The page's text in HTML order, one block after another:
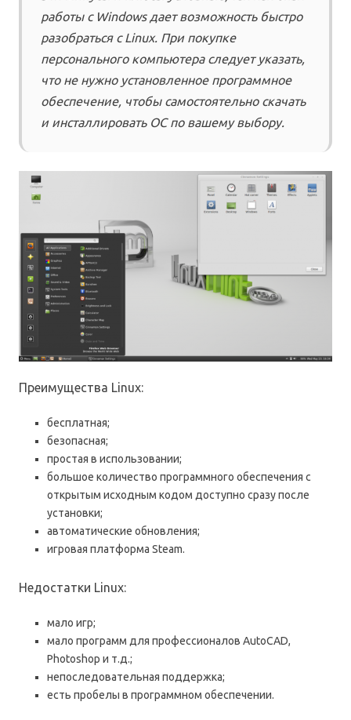
работы с Windows дает возможность быстро
разобраться с Linux. При покупке
персонального компьютера следует указать,
что не нужно установленное программное
обеспечение, чтобы самостоятельно скачать
и инсталлировать ОС по вашему выбору.
Преимущества Linux:
бесплатная;
безопасная;
простая в использовании;
большое количество программного обеспечения с
открытым исходным кодом доступно сразу после
установки;
автоматические обновления;
игровая платформа Steam.
Недостатки Linux:
мало игр;
мало программ для профессионалов AutoCAD,
Photoshop и т.д.;
непоследовательная поддержка;
есть пробелы в программном обеспечении.